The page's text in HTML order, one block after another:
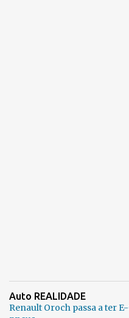
Auto REALIDADE
Renault Oroch passa a ter